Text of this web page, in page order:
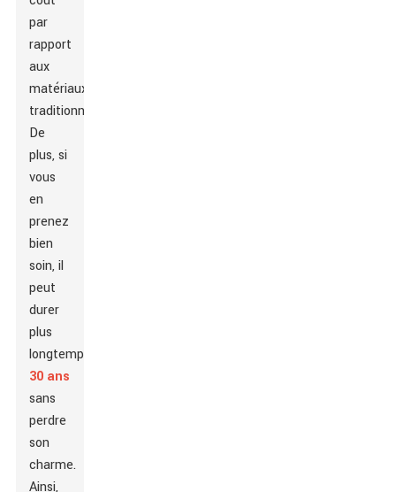
par
rapport
aux
matériaux
traditionnels.
De
plus, si
vous
en
prenez
bien
soin, il
peut
durer
plus
longtemps.
30 ans
sans
perdre
son
charme.
Ainsi,